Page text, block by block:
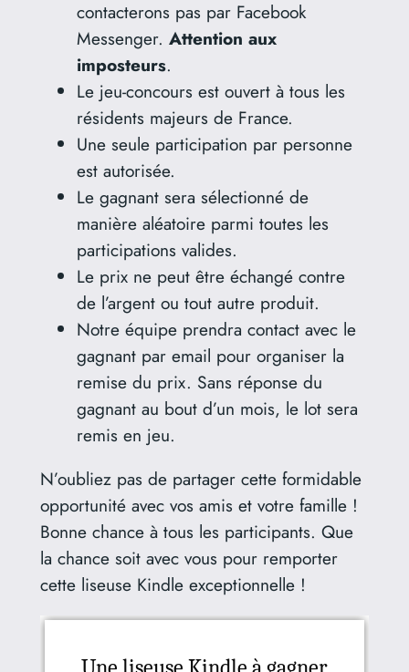
contacterons pas par Facebook
Messenger. Attention aux
imposteurs.
Le jeu-concours est ouvert à tous les
résidents majeurs de France.
Une seule participation par personne
est autorisée.
Le gagnant sera sélectionné de
manière aléatoire parmi toutes les
participations valides.
Le prix ne peut être échangé contre
de l’argent ou tout autre produit.
Notre équipe prendra contact avec le
gagnant par email pour organiser la
remise du prix. Sans réponse du
gagnant au bout d’un mois, le lot sera
remis en jeu.
N’oubliez pas de partager cette formidable
opportunité avec vos amis et votre famille !
Bonne chance à tous les participants. Que
la chance soit avec vous pour remporter
cette liseuse Kindle exceptionnelle !